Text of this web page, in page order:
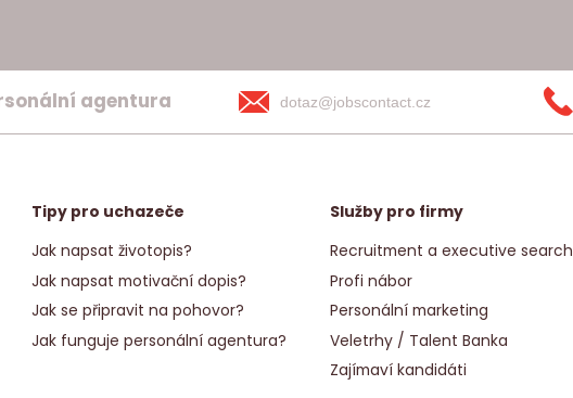
agentura dotaz@jobscontact.cz
Tipy pro uchazeče
Jak napsat životopis?
Jak napsat motivační dopis?
Jak se připravit na pohovor?
Jak funguje personální agentura?
Služby pro firmy
Recruitment a executive search
Profi nábor
Personální marketing
Veletrhy / Talent Banka
Zajímaví kandidáti